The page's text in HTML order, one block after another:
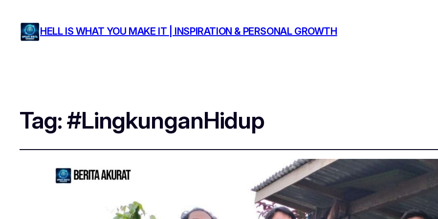
HELL IS WHAT YOU MAKE IT | INSPIRATION & PERSONAL GROWTH
Tag:#LingkunganHidup